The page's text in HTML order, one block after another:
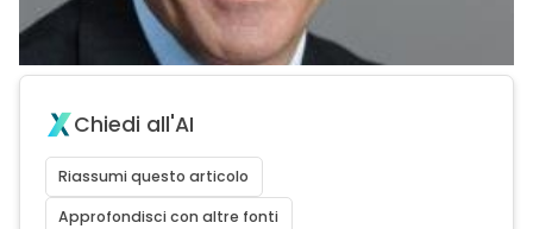
Chiedi all'AI
Riassumi questo articolo
Approfondisci con altre fonti